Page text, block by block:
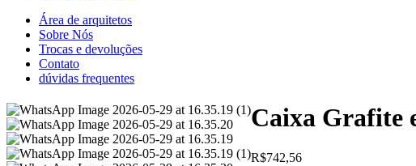
Área de arquitetos
Sobre Nós
Trocas e devoluções
Contato
dúvidas frequentes
Caixa Grafite
R$742,56